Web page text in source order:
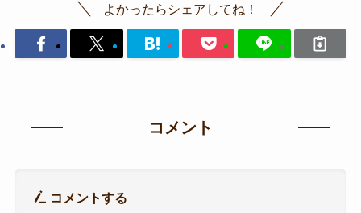
よかったらシェアしてね！
コメント
コメントする